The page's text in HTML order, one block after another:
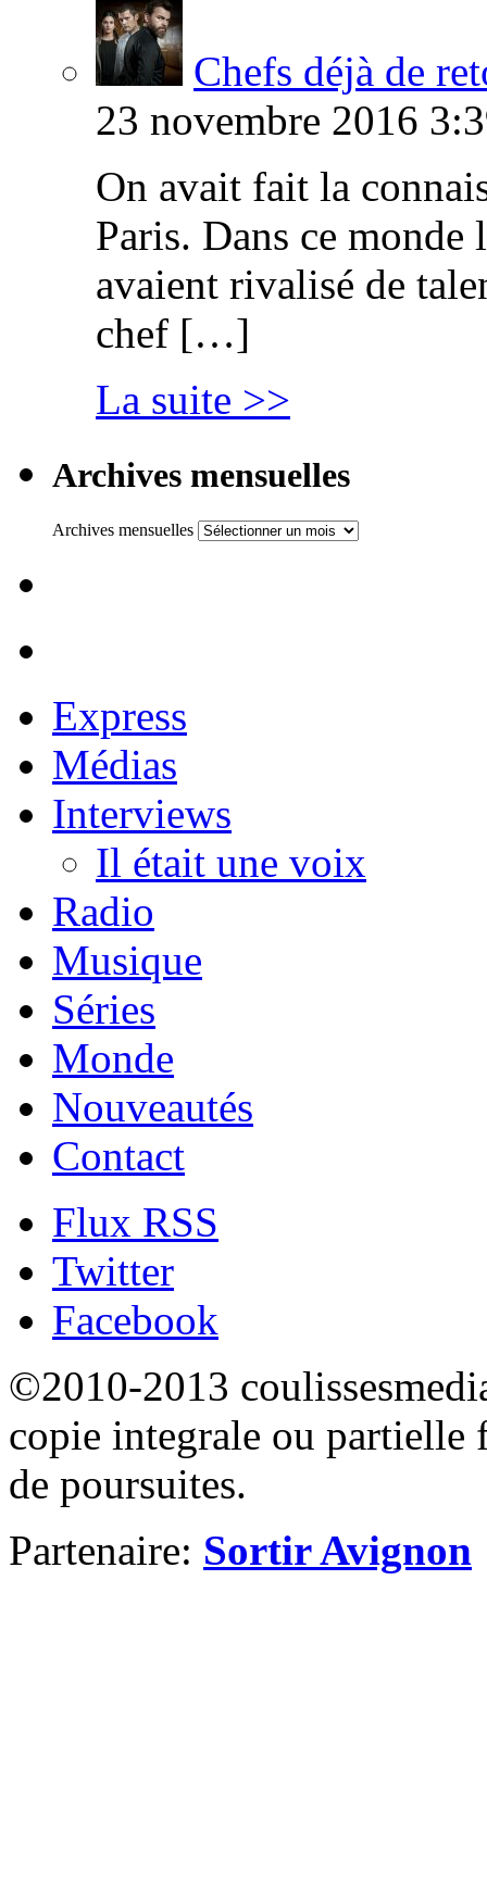
Chefs déjà de
23 novembre 2016
On avait fait la
Paris. Dans ce
avaient rivalisé de
chef […]
La suite >>
Archives mensuelles
Archives mensuelles
Express
Médias
Interviews
Il était une voix
Radio
Musique
Séries
Monde
Nouveautés
Contact
Flux RSS
Twitter
Facebook
©2010-2013
copie integrale ou partielle
de poursuites.
Partenaire: Sortir Avignon